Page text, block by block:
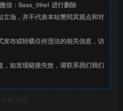
信：Saas_09wl 进行删除
立场，并不代表本站赞同其观点和对
发布或转载任何违法的相关信息，访
，如发现链接失效，请联系我们我们
THE END